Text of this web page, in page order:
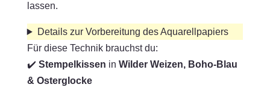
lassen.
Details zur Vorbereitung des Aquarellpapiers
Für diese Technik brauchst du:
✔️ Stempelkissen in Wilder Weizen, Boho-Blau
& Osterglocke